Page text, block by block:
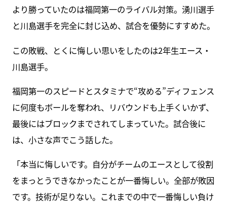
より勝っていたのは福岡第一のライバル対策。湧川選手
と川島選手を完全に封じ込め、試合を優勢にすすめた。
この敗戦、とくに悔しい思いをしたのは2年生エース・
川島選手。
福岡第一のスピードとスタミナで“攻める”ディフェンス
に何度もボールを奪われ、リバウンドも上手くいかず、
最後にはブロックまでされてしまっていた。試合後に
は、小さな声でこう話した。
「本当に悔しいです。自分がチームのエースとして役割
をまっとうできなかったことが一番悔しい。全部が敗因
です。技術が足りない。これまでの中で一番悔しい負け